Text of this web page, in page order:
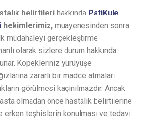
belirtileri hakkında PatiKule
hekimlerimiz, muayenesinden sonra
müdahaleyi gerçekleştirme
olarak sizlere durum hakkında
Köpekleriniz yürüyüşe
zararlı bir madde atmaları
görülmesi kaçınılmazdır. Ancak
olmadan önce hastalık belirtilerine
teşhislerin konulması ve tedavi